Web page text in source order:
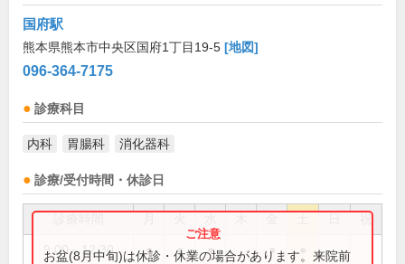
国府駅
熊本県熊本市中央区国府1丁目19-5 [地図]
096-364-7175
診療科目
内科 胃腸科 消化器科
診療/受付時間・休診日
祝
9:00～12:30 ● ● ● ●
お盆(8月中旬)は休診・休業の場合があります。来院前